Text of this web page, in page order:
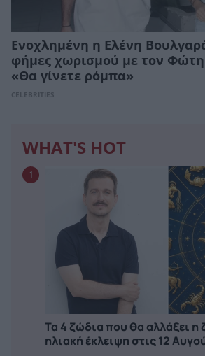
Ενοχλημένη η Ελένη
φήμες χωρισμού με τον Φώτη
«Θα γίνετε ρόμπα»
CELEBRITIES
WHAT'S HOT
1
Τα 4 ζώδια που θα αλλάξει η
ηλιακή έκλειψη στις 12